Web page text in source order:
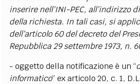
inserire nell’INI-PEC, all’indirizzo
della richiesta. In tali casi, si
dell’articolo 60 del decreto del
Repubblica 29 settembre 1973, n.
- oggetto della notificazione è un “
informatico” ex articolo 20, c. 1,